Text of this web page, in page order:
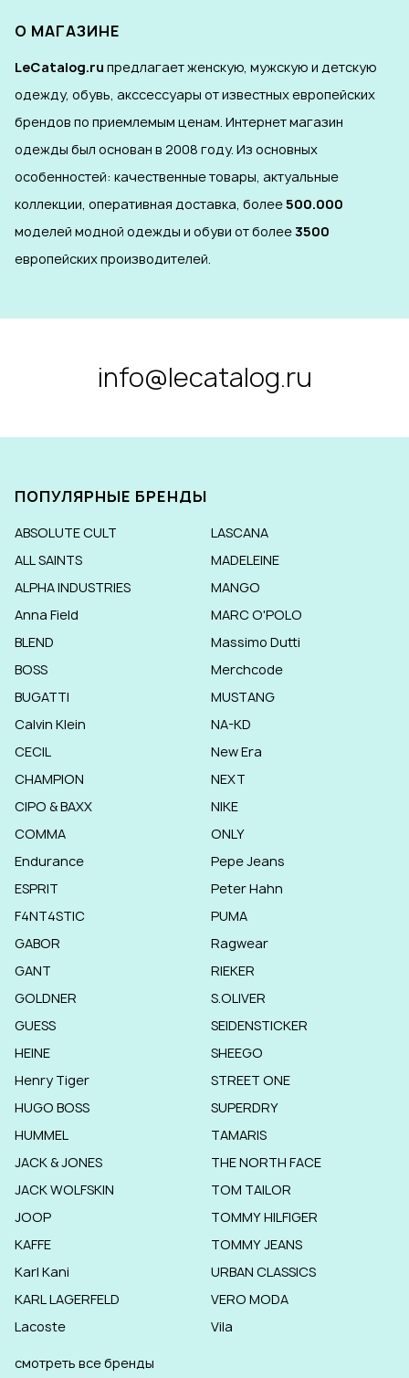
О МАГАЗИНЕ
LeCatalog.ru предлагает женскую, мужскую и детскую
одежду, обувь, акссессуары от известных европейских
брендов по приемлемым ценам. Интернет магазин
одежды был основан в 2008 году. Из основных
особенностей: качественные товары, актуальные
коллекции, оперативная доставка, более500.000
моделей модной одежды и обуви от более3500
европейских производителей.
info@lecatalog.ru
ПОПУЛЯРНЫЕ БРЕНДЫ
ABSOLUTE CULT
ALL SAINTS
ALPHA INDUSTRIES
Anna Field
BLEND
BOSS
BUGATTI
Calvin Klein
CECIL
CHAMPION
CIPO & BAXX
COMMA
Endurance
ESPRIT
F4NT4STIC
GABOR
GANT
GOLDNER
GUESS
HEINE
Henry Tiger
HUGO BOSS
HUMMEL
JACK & JONES
JACK WOLFSKIN
JOOP
KAFFE
Karl Kani
KARL LAGERFELD
Lacoste
LASCANA
MADELEINE
MANGO
MARC O'POLO
Massimo Dutti
Merchcode
MUSTANG
NA-KD
New Era
NEXT
NIKE
ONLY
Pepe Jeans
Peter Hahn
PUMA
Ragwear
RIEKER
S.OLIVER
SEIDENSTICKER
SHEEGO
STREET ONE
SUPERDRY
TAMARIS
THE NORTH FACE
TOM TAILOR
TOMMY HILFIGER
TOMMY JEANS
URBAN CLASSICS
VERO MODA
Vila
смотреть все бренды